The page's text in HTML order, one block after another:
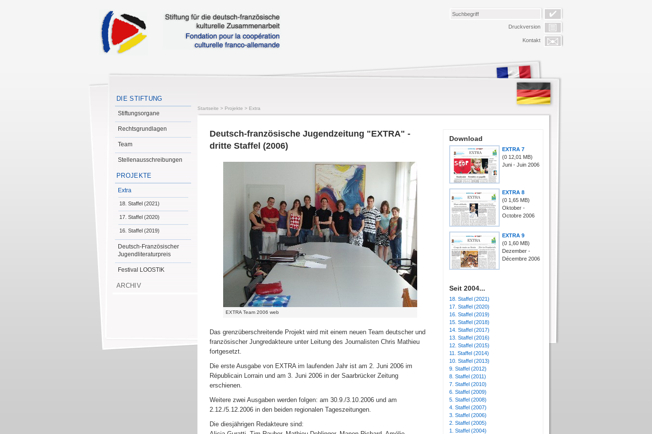
Druckversion
Kontakt
DIE STIFTUNG
Stiftungsorgane
Rechtsgrundlagen
Team
Stellenausschreibungen
PROJEKTE
Extra
18. Staffel (2021)
17. Staffel (2020)
16. Staffel (2019)
Deutsch-Französischer
Jugendliteraturpreis
Festival LOOSTIK
ARCHIV
Startseite > Projekte > Extra
Deutsch-französische Jugendzeitung "EXTRA" -
dritte Staffel (2006)
EXTRA Team 2006 web
Das grenzüberschreitende Projekt wird mit einem neuen Team deutscher und
französischer Jungredakteure unter Leitung des Journalisten Chris Mathieu
fortgesetzt.
Die erste Ausgabe von EXTRA im laufenden Jahr ist am 2. Juni 2006 im
Républicain Lorrain und am 3. Juni 2006 in der Saarbrücker Zeitung
erschienen.
Weitere zwei Ausgaben werden folgen: am 30.9./3.10.2006 und am
2.12./5.12.2006 in den beiden regionalen Tageszeitungen.
Die diesjährigen Redakteure sind:
Download
EXTRA 7
(0 12,01 MB)
Juni - Juin 2006
EXTRA 8
(0 1,65 MB)
Oktober -
Octobre 2006
EXTRA 9
(0 1,60 MB)
Dezember -
Décembre 2006
Seit 2004...
18. Staffel (2021)
17. Staffel (2020)
16. Staffel (2019)
15. Staffel (2018)
14. Staffel (2017)
13. Staffel (2016)
12. Staffel (2015)
11. Staffel (2014)
10. Staffel (2013)
9. Staffel (2012)
8. Staffel (2011)
7. Staffel (2010)
6. Staffel (2009)
5. Staffel (2008)
4. Staffel (2007)
3. Staffel (2006)
2. Staffel (2005)
1. Staffel (2004)